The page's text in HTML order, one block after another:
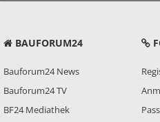
BAUFORUM24
Bauforum24 News
Bauforum24 TV
BF24 Mediathek